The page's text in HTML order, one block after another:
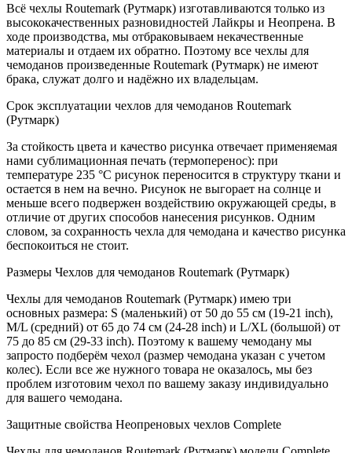
Всё чехлы Routemark (Рутмарк) изготавливаются только из
высококачественных разновидностей Лайкры и Неопрена. В
ходе производства, мы отбраковываем некачественные
материалы и отдаем их обратно. Поэтому все чехлы для
чемоданов произведенные Routemark (Рутмарк) не имеют
брака, служат долго и надёжно их владельцам.
Срок эксплуатации чехлов для чемоданов Routemark
(Рутмарк)
За стойкость цвета и качество рисунка отвечает применяемая
нами сублимационная печать (термоперенос): при
температуре 235 °C рисунок переносится в структуру ткани и
остается в нем на вечно. Рисунок не выгорает на солнце и
меньше всего подвержен воздействию окружающей среды, в
отличие от других способов нанесения рисунков. Одним
словом, за сохранность чехла для чемодана и качество рисунка
беспокоиться не стоит.
Размеры Чехлов для чемоданов Routemark (Рутмарк)
Чехлы для чемоданов Routemark (Рутмарк) имею три
основных размера: S (маленький) от 50 до 55 см (19-21 inch),
М/L (средний) от 65 до 74 см (24-28 inch) и L/XL (большой) от
75 до 85 см (29-33 inch). Поэтому к вашему чемодану мы
запросто подберём чехол (размер чемодана указан с учетом
колес). Если все же нужного товара не оказалось, мы без
проблем изготовим чехол по вашему заказу индивидуально
для вашего чемодана.
Защитные свойства Неопреновых чехлов Complete